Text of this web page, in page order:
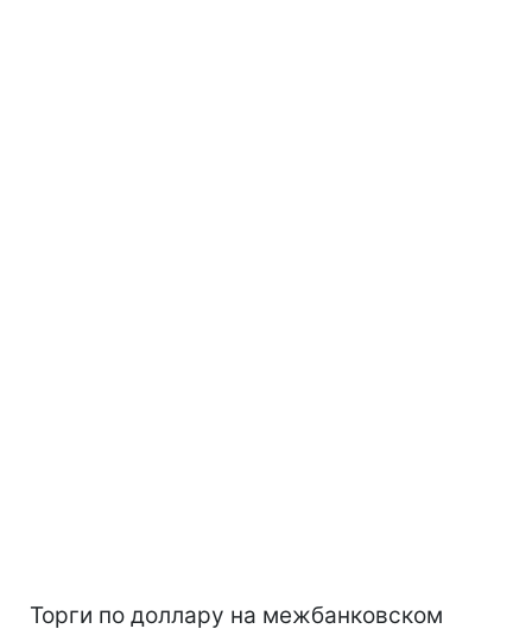
Торги по доллару на межбанковском